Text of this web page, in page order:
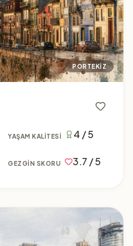
PORTEKIZ
YAŞAM KALITESI 4 / 5
GEZGIN SKORU 3.7 / 5